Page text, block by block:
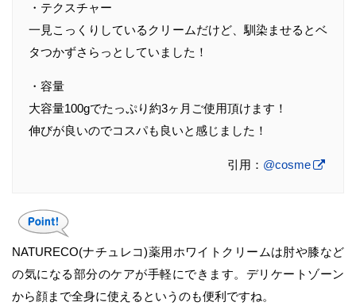
・テクスチャー
一見こっくりしているクリームだけど、馴染ませるとベ
タつかずさらっとしていました！
・容量
大容量100gでたっぷり約3ヶ月ご使用頂けます！
伸びが良いのでコスパも良いと感じました！
引用： @cosme
NATURECO(ナチュレコ)薬用ホワイトクリームは肘や膝など
の気になる部分のケアが手軽にできます。デリケートゾーン
から顔まで全身に使えるというのも便利ですね。